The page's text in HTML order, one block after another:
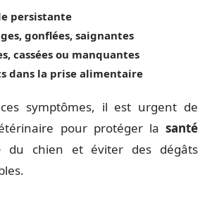
persistante
gonflées, saignantes
cassées ou manquantes
dans la prise alimentaire
symptômes, il est urgent de
pour protéger la santé
du chien et éviter des dégâts